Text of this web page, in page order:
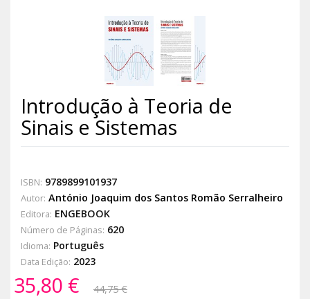
Introdução à Teoria de
Sinais e Sistemas
ISBN: 9789899101937
Autor: António Joaquim dos Santos Romão Serralheiro
Editora: ENGEBOOK
Número de Páginas: 620
Idioma: Português
Data Edição: 2023
35,80 €
44,75 €